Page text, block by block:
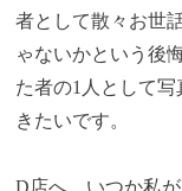
者として散々お世
ゃないかという後
た者の1人として
きたいです。